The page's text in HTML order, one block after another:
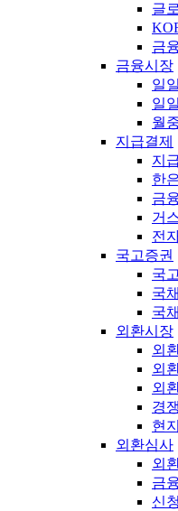
글
금
금융시장
일
일
월
지급결제
지
한
금
거
전
국고증권
국
국
국
외환시장
외
외
외
경
현
외환심사
외
금
신